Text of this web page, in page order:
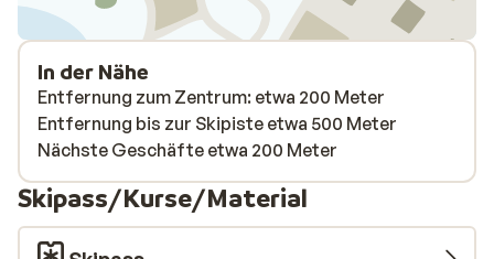
In der Nähe
Entfernung zum Zentrum: etwa 200 Meter
Entfernung bis zur Skipiste etwa 500 Meter
Nächste Geschäfte etwa 200 Meter
Skipass/Kurse/Material